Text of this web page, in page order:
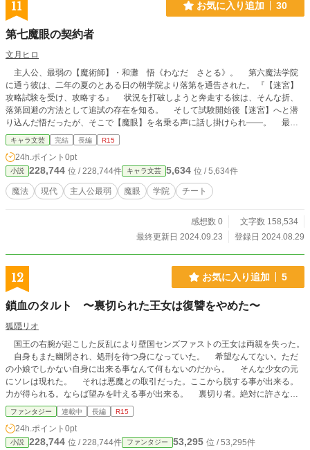
11 お気に入り追加 30
第七魔眼の契約者
文月ヒロ
主人公、最弱の【魔術師】・和灘 悟《わなだ さとる》。 第六魔法学院
に通う彼は、二年の夏のとある日の朝学院より落第を通告された。 『【迷宮】
攻略試験を受け、攻略する』 状況を打破しようと奔走する彼は、そんな折、
落第回避の方法として追試の存在を知る。 そして試験開始後【迷宮】へと潜
り込んだ悟だったが、そこで【魔眼】を名乗る声に話し掛けられ――。 最弱
だった少年【魔術師】が【魔眼】と紡ぐ――最強の物語、開幕!!
キャラ文芸 完結 長編 R15
24h.ポイント 0pt
小説 228,744 位 / 228,744件 キャラ文芸 5,634 位 / 5,634件
魔法 現代 主人公最弱 魔眼 学院 チート
感想数 0
文字数 158,534
最終更新日 2024.09.23
登録日 2024.08.29
12 お気に入り追加 5
鎖血のタルト 〜裏切られた王女は復讐をやめた〜
狐隠リオ
国王の右腕が起こした反乱により壁国センズファストの王女は両親を失った。
自身もまた幽閉され、処刑を待つ身になっていた。 希望なんてない。ただ
の小娘でしかない自身に出来る事なんて何もないのだから。 そんな少女の元
にソレは現れた。 それは悪魔との取引だった。ここから脱する事が出来る。
力が得られる。ならば望みを叶える事が出来る。 裏切り者。絶対に許さな
い。絶対にこの手で殺してやる。復讐を誓った少女は進み続けた。 だけど、
少女は知ってしまった。 真実を。 復讐をやめ目的を失った少女は無感情の
ままにただただ任務をこなすための人形へとなっていた。 復讐のために人で
ある事を捨てた少女は心の底から人形へとなりつつあった。そんな日々の中でと
ファンタジー 連載中 長編 R15
24h.ポイント 0pt
小説 228,744 位 / 228,744件 ファンタジー 53,295 位 / 53,295件